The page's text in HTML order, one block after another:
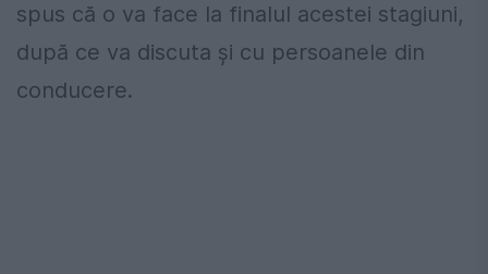
spus că o va face la finalul acestei stagiuni,
după ce va discuta și cu persoanele din
conducere.